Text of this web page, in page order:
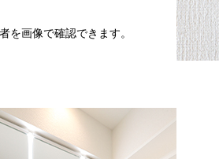
を画像で確認できます。